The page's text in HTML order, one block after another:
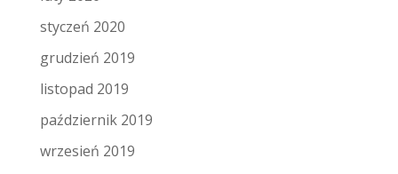
styczeń 2020
grudzień 2019
listopad 2019
październik 2019
wrzesień 2019